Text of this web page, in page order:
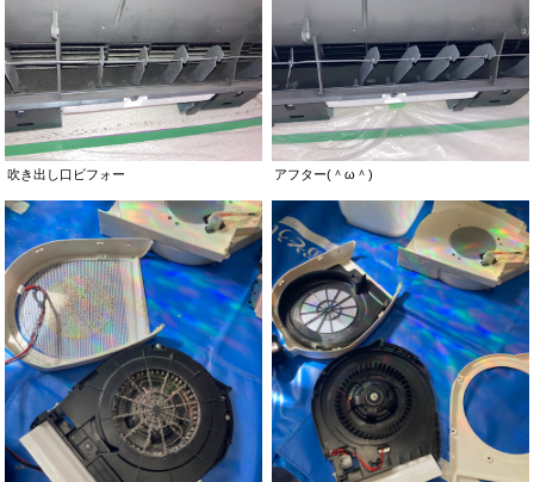
吹き出し口ビフォー アフター(＾ω＾)